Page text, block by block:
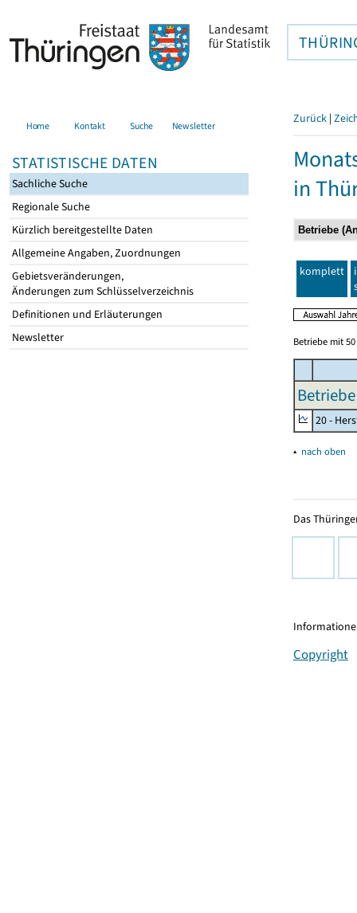
Home Kontakt Suche Newsletter
STATISTISCHE DATEN
Sachliche Suche
Regionale Suche
Kürzlich bereitgestellte Daten
Allgemeine Angaben, Zuordnungen
Gebietsveränderungen,
Änderungen zum Schlüsselverzeichnis
Definitionen und Erläuterungen
Newsletter
Zurück |
in
komplett
Betriebe mit
20 -
▴ nach oben
Das
Copyright